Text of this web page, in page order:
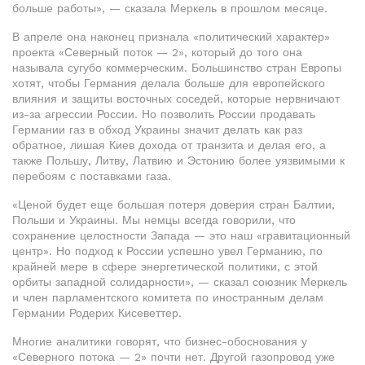
больше работы», — сказала Меркель в прошлом месяце.
В апреле она наконец признала «политический характер»
проекта «Северный поток — 2», который до того она
называла сугубо коммерческим. Большинство стран Европы
хотят, чтобы Германия делала больше для европейского
влияния и защиты восточных соседей, которые нервничают
из-за агрессии России. Но позволить России продавать
Германии газ в обход Украины значит делать как раз
обратное, лишая Киев дохода от транзита и делая его, а
также Польшу, Литву, Латвию и Эстонию более уязвимыми к
перебоям с поставками газа.
«Ценой будет еще большая потеря доверия стран Балтии,
Польши и Украины. Мы немцы всегда говорили, что
сохранение целостности Запада — это наш «гравитационный
центр». Но подход к России успешно увел Германию, по
крайней мере в сфере энергетической политики, с этой
орбиты западной солидарности», — сказал союзник Меркель
и член парламентского комитета по иностранным делам
Германии Родерих Кисеветтер.
Многие аналитики говорят, что бизнес-обоснования у
«Северного потока — 2» почти нет. Другой газопровод уже